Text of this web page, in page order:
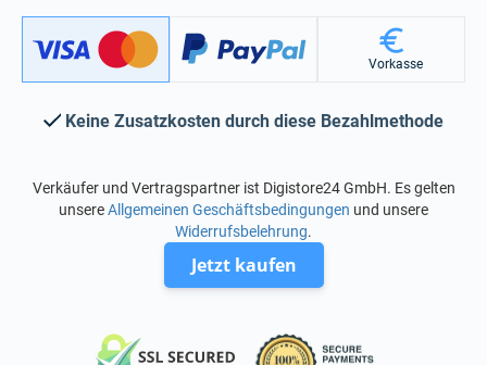
Vorkasse
Keine Zusatzkosten durch diese Bezahlmethode
Verkäufer und Vertragspartner ist Digistore24 GmbH. Es gelten
unsereAllgemeinen Geschäftsbedingungen und unsere
Widerrufsbelehrung.
Jetzt kaufen